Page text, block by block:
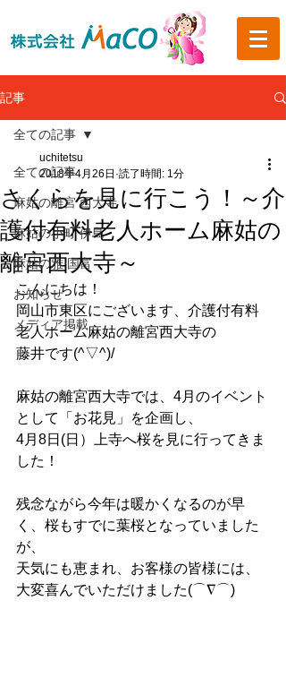
記事
全ての記事
麻姑の離宮 西大寺
麻姑の小町 伊島
麻姑の雅 国富
お知らせ
メディア掲載
全ての記事
さくらを見に行こう！～介
護付有料老人ホーム麻姑の
離宮西大寺～
uchitetsu
2018年4月26日 読了時間: 1分
こんにちは！
岡山市東区にございます、介護付有料
老人ホーム麻姑の離宮西大寺の
藤井です(^▽^)/
麻姑の離宮西大寺では、4月のイベント
として「お花見」を企画し、
4月8日(日）上寺へ桜を見に行ってきま
した！
残念ながら今年は暖かくなるのが早
く、桜もすでに葉桜となっていました
が、
天気にも恵まれ、お客様の皆様には、
大変喜んでいただけました(⌒∇⌒)